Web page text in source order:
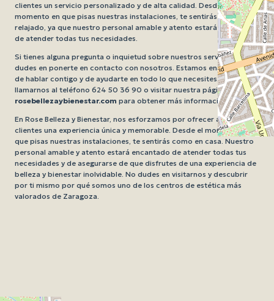
clientes un servicio personalizado y de alta calidad. Desde el
momento en que pisas nuestras instalaciones, te sentirás cómodo y
relajado, ya que nuestro personal amable y atento estará encantado
de atender todas tus necesidades.
Si tienes alguna pregunta o inquietud sobre nuestros servicios, no
dudes en ponerte en contacto con nosotros. Estamos encantados
de hablar contigo y de ayudarte en todo lo que necesites. Puedes
llamarnos al teléfono 624 50 36 90 o visitar nuestra página web
rosebellezaybienestar.com para obtener más información.
En Rose Belleza y Bienestar, nos esforzamos por ofrecer a nuestros
clientes una experiencia única y memorable. Desde el momento en
que pisas nuestras instalaciones, te sentirás como en casa. Nuestro
personal amable y atento estará encantado de atender todas tus
necesidades y de asegurarse de que disfrutes de una experiencia de
belleza y bienestar inolvidable. No dudes en visitarnos y descubrir
por ti mismo por qué somos uno de los centros de estética más
valorados de Zaragoza.